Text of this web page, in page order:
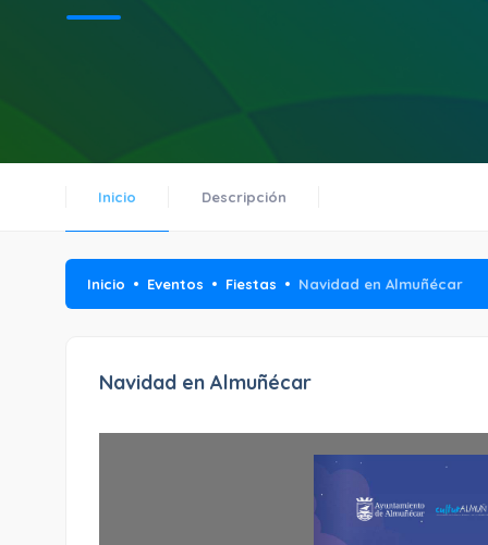
Inicio Descripción
Inicio Eventos Fiestas Navidad en Almuñécar
Navidad en Almuñécar